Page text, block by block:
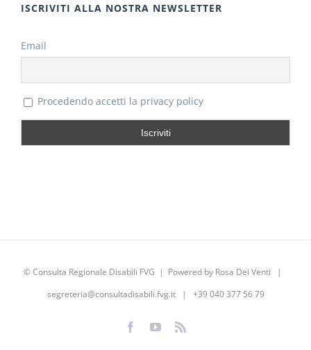
ISCRIVITI ALLA NOSTRA NEWSLETTER
Email
Procedendo accetti la privacy policy
©Consulta Regionale Disabili FVG | Powered by Rosa Dei Venti |
segreteria@consultadisabili.fvg.it| +39 040 377 56 79
FacebookYouTube